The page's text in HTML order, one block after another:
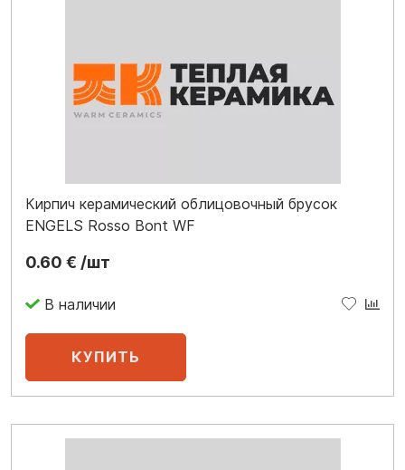
Кирпич керамический облицовочный брусок
ENGELS Rosso Bont WF
0.60 € /шт